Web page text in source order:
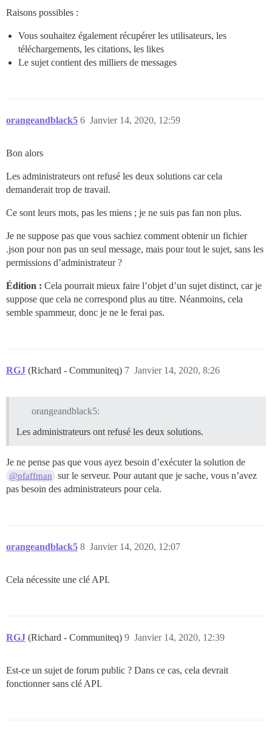
Raisons possibles :
Vous souhaitez également récupérer les utilisateurs, les
téléchargements, les citations, les likes
Le sujet contient des milliers de messages
orangeandblack5 Janvier 14, 2020, 12:59
6
Bon alors
Les administrateurs ont refusé les deux solutions car cela
demanderait trop de travail.
Ce sont leurs mots, pas les miens ; je ne suis pas fan non plus.
Je ne suppose pas que vous sachiez comment obtenir un fichier
.json pour non pas un seul message, mais pour tout le sujet, sans les
permissions d’administrateur ?
Édition : Cela pourrait mieux faire l’objet d’un sujet distinct, car je
suppose que cela ne correspond plus au titre. Néanmoins, cela
semble spammeur, donc je ne le ferai pas.
RGJ (Richard - Communiteq) Janvier 14, 2020, 8:26
7
orangeandblack5:
Les administrateurs ont refusé les deux solutions.
Je ne pense pas que vous ayez besoin d’exécuter la solution de
@pfaffman
sur le serveur. Pour autant que je sache, vous n’avez
pas besoin des administrateurs pour cela.
orangeandblack5 Janvier 14, 2020, 12:07
8
Cela nécessite une clé API.
RGJ (Richard - Communiteq) Janvier 14, 2020, 12:39
9
Est-ce un sujet de forum public ? Dans ce cas, cela devrait
fonctionner sans clé API.